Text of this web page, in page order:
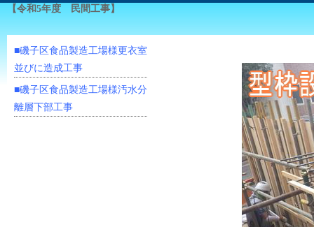
【令和5年度 民間工事】
■磯子区食品製造工場様更衣室
並びに造成工事
■磯子区食品製造工場様汚水分
離層下部工事